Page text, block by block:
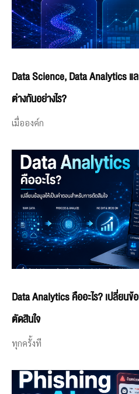
Data Science, Data Analytics
ต่างกันอย่างไร?
เมื่อองค์ก
Data Analytics คืออะไร? เปลี่ยนข้
ตัดสินใจ
ทุกครั้งที